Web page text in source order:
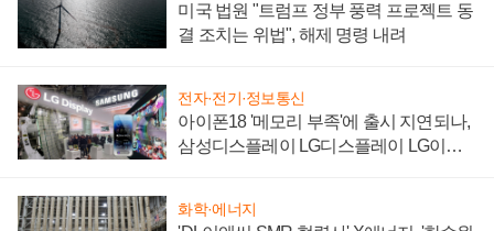
미국 법원 "트럼프 정부 풍력 프로젝트 동
결 조치는 위법", 해제 명령 내려
전자·전기·정보통신
아이폰18 '메모리 부족'에 출시 지연되나,
삼성디스플레이 LG디스플레이 LG이노
화학·에너지